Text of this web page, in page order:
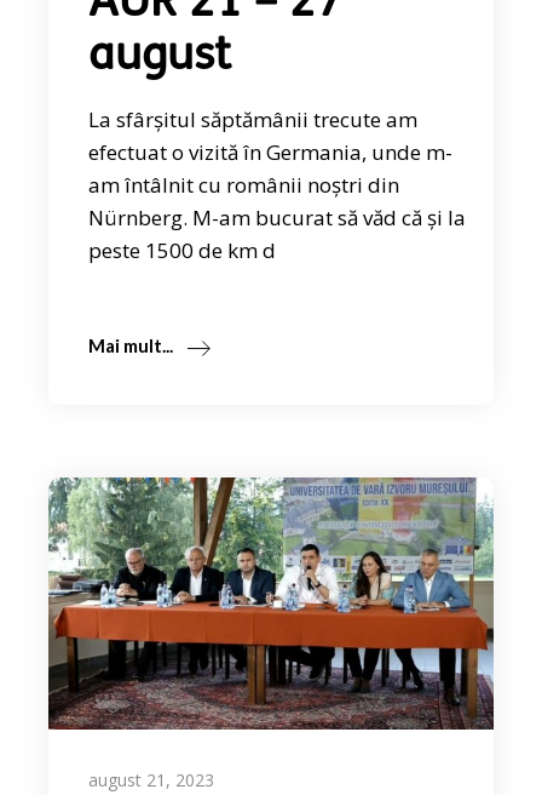
august
La sfârșitul săptămânii trecute am
efectuat o vizită în Germania, unde m-
am întâlnit cu românii noștri din
Nürnberg. M-am bucurat să văd că și la
peste 1500 de km d
Mai mult...
august 21, 2023